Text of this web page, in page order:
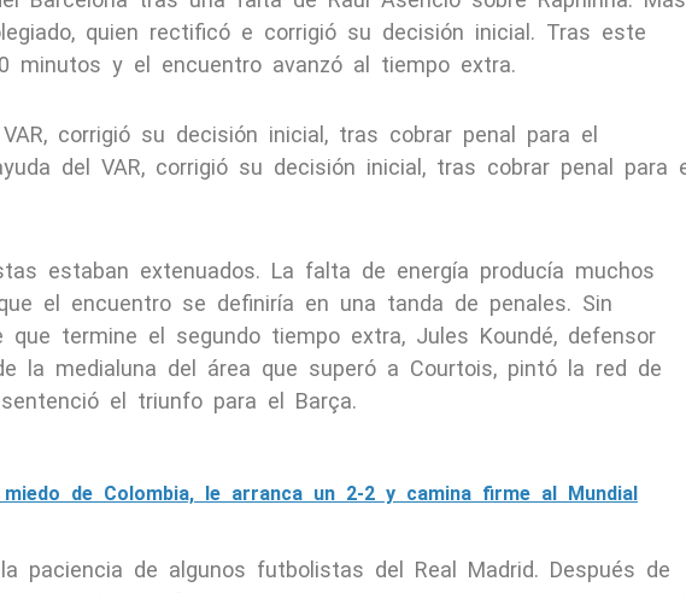
quien rectificó e corrigió su decisión inicial. Tras este
minutos y el encuentro avanzó al tiempo extra.
corrigió su decisión inicial, tras cobrar penal para el
del VAR, corrigió su decisión inicial, tras cobrar penal para
estaban extenuados. La falta de energía producía muchos
el encuentro se definiría en una tanda de penales. Sin
termine el segundo tiempo extra, Jules Koundé, defensor
la medialuna del área que superó a Courtois, pintó la red de
el triunfo para el Barça.
miedo de Colombia, le arranca un 2-2 y camina firme al Mundial
paciencia de algunos futbolistas del Real Madrid. Después de